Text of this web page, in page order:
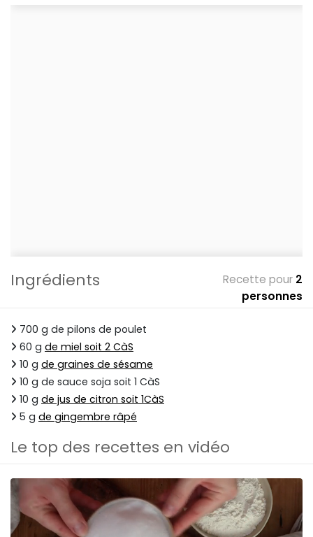
Ingrédients Recette pour 2
personnes
700 g de pilons de poulet
60 g de miel soit 2 CàS
10 g de graines de sésame
10 g de sauce soja soit 1 CàS
10 g de jus de citron soit 1CàS
5 g de gingembre râpé
Le top des recettes en vidéo